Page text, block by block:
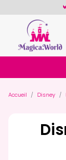
Accueil Disney